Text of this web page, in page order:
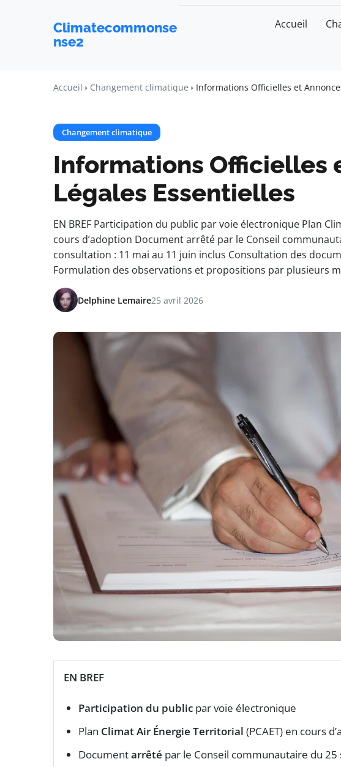
Climatecommonse
nse2
Accueil
Accueil Changement climatique Informations Officielles et
Changement climatique
Informations Officielles
Légales Essentielles
EN BREF Participation du public par voie électronique Plan
cours d’adoption Document arrêté par le Conseil
consultation : 11 mai au 11 juin inclus Consultation des
Formulation des observations et propositions par plusieurs
Delphine Lemaire25 avril 2026
EN BREF
Participation du public par voie électronique
Plan Climat Air Énergie Territorial (PCAET) en cours
Documentarrêté par le Conseil communautaire du